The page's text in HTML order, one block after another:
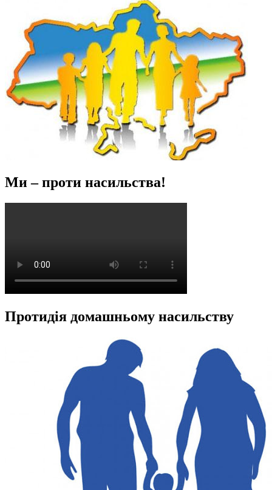
Ми – проти насильства!
Протидія домашньому насильству